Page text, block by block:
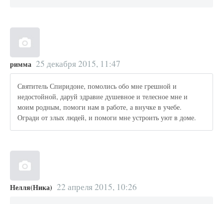
римма 25 декабря 2015, 11:47
Святитель Спиридоне, помолись обо мне грешной и
недостойной, даруй здравие душевное и телесное мне и
моим родным, помоги нам в работе, а внучке в учебе.
Огради от злых людей, и помоги мне устроить уют в доме.
Нелля(Ника) 22 апреля 2015, 10:26